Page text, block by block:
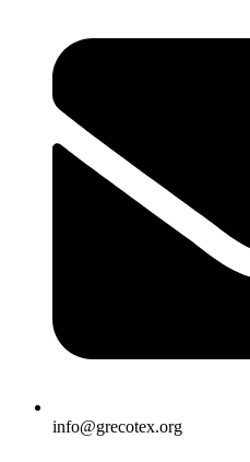
info@grecotex.org